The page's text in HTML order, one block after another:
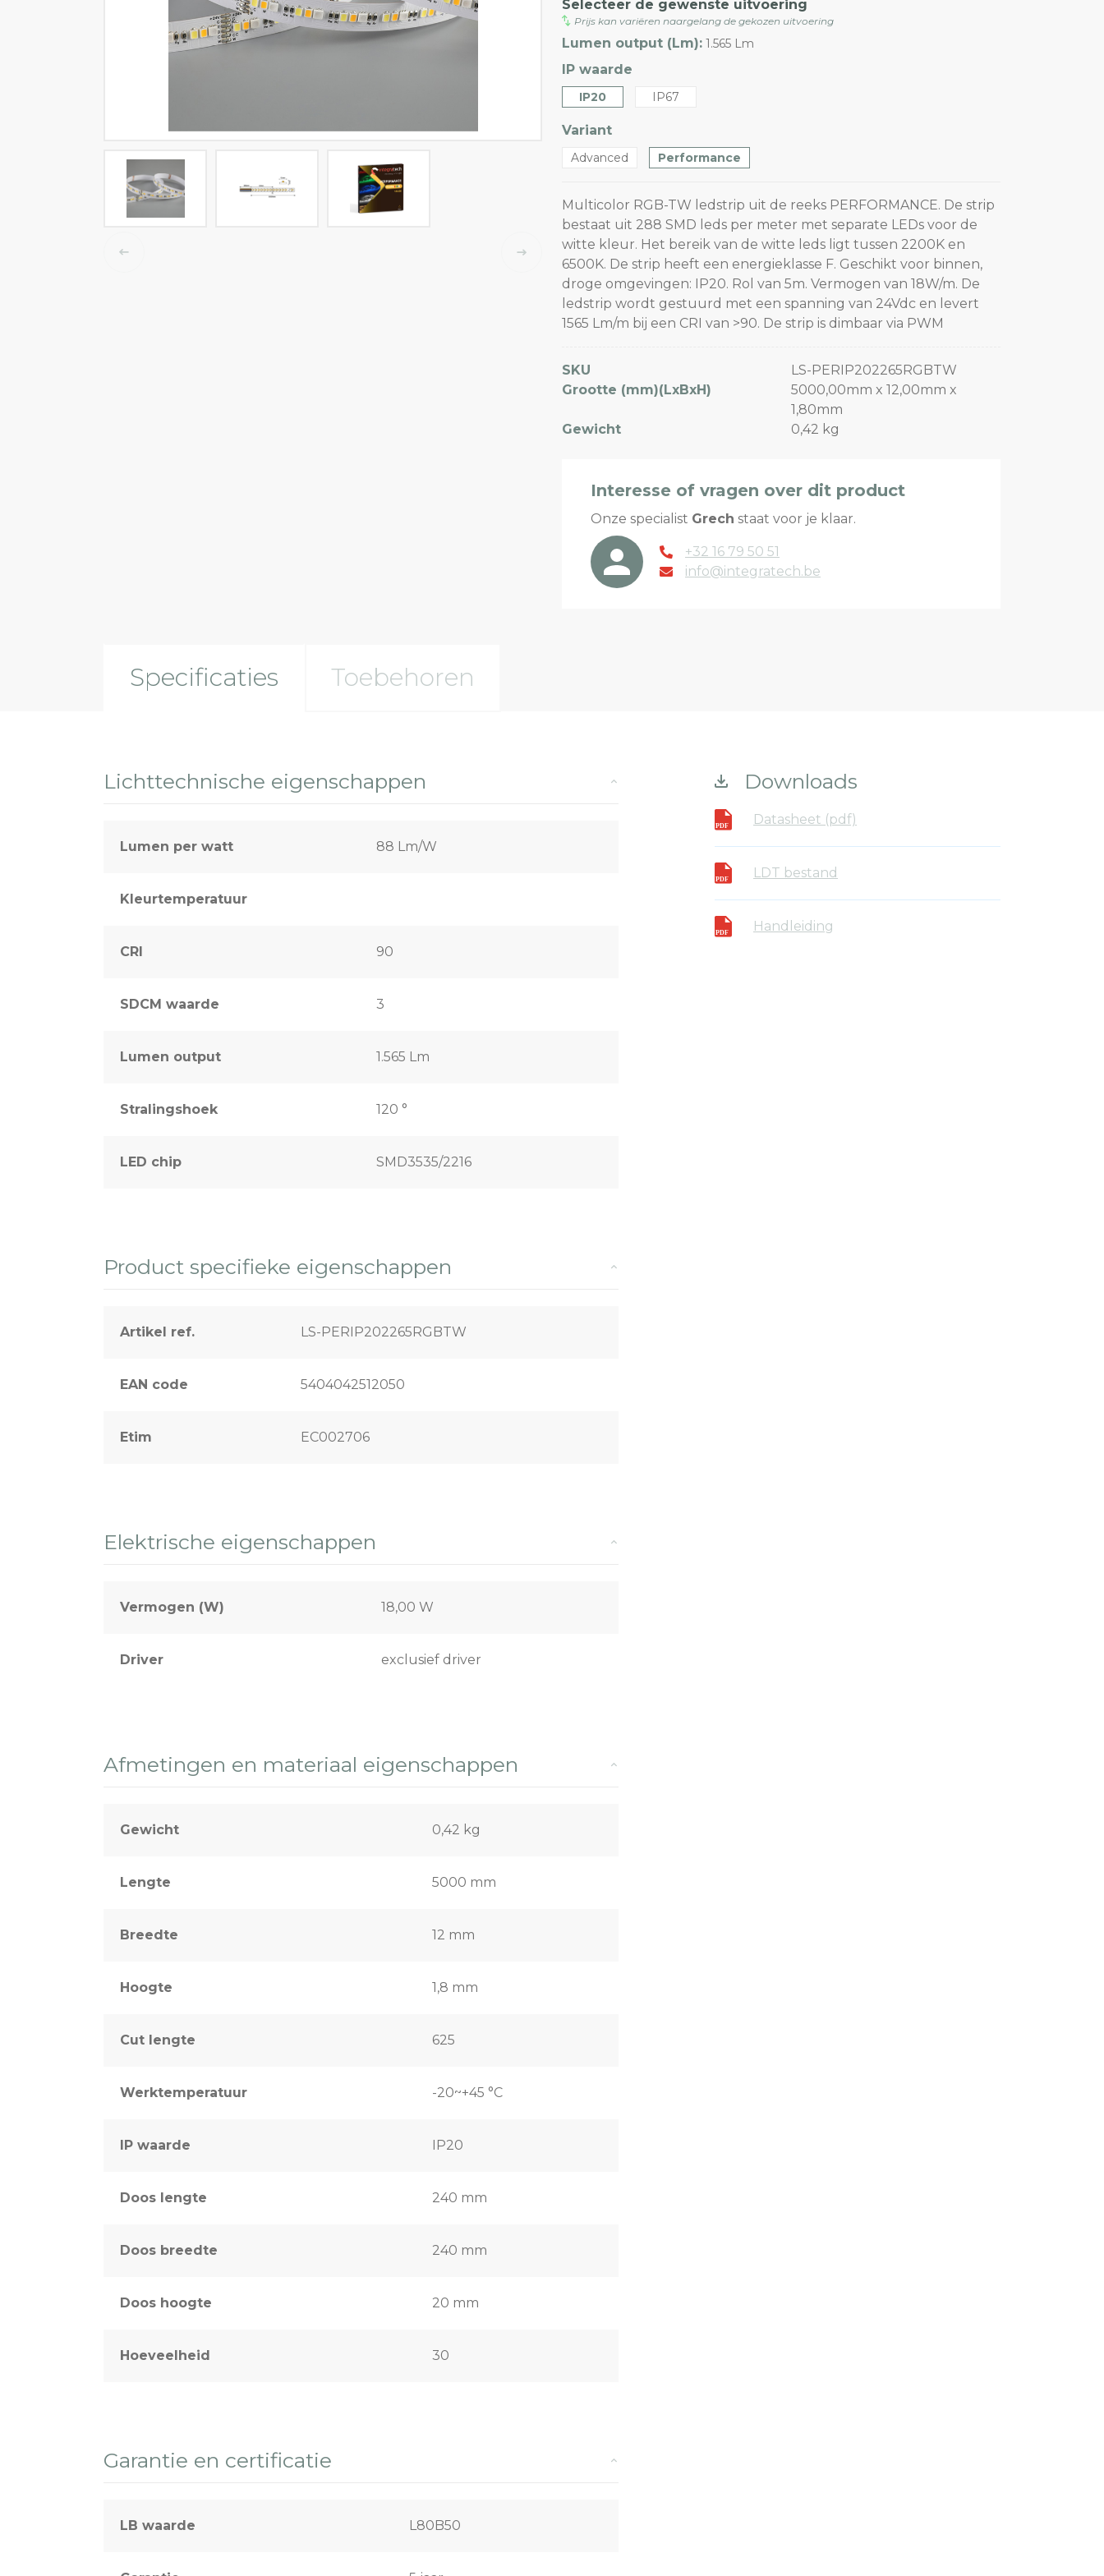
LED tracklights
Selecteer de gewenste uitvoering
Prijs kan variëren naargelang de gekozen uitvoering
Lumen output (Lm): 1.565 Lm
IP waarde
IP20 IP67
Variant
Advanced Performance
Multicolor RGB-TW ledstrip uit de reeks PERFORMANCE. De strip
bestaat uit 288 SMD leds per meter met separate LEDs voor de
witte kleur. Het bereik van de witte leds ligt tussen 2200K en
6500K. De strip heeft een energieklasse F. Geschikt voor binnen,
droge omgevingen: IP20. Rol van 5m. Vermogen van 18W/m. De
ledstrip wordt gestuurd met een spanning van 24Vdc en levert
1565 Lm/m bij een CRI van >90. De strip is dimbaar via PWM
SKU
LS-PERIP202265RGBTW
Grootte (mm)(LxBxH)
5000,00mm x 12,00mm x
1,80mm
Gewicht
0,42 kg
Interesse of vragen over dit product
Onze specialist Grech staat voor je klaar.
+32 16 79 50 51
info@integratech.be
Specificaties Toebehoren
Lichttechnische eigenschappen
Lumen per watt 88 Lm/W
Kleurtemperatuur
CRI 90
SDCM waarde 3
Lumen output 1.565 Lm
Stralingshoek 120 °
LED chip SMD3535/2216
Product specifieke eigenschappen
Artikel ref. LS-PERIP202265RGBTW
EAN code 5404042512050
Etim EC002706
Elektrische eigenschappen
Vermogen (W) 18,00 W
Driver exclusief driver
Afmetingen en materiaal eigenschappen
Gewicht 0,42 kg
Lengte 5000 mm
Breedte 12 mm
Hoogte 1,8 mm
Cut lengte 625
Werktemperatuur -20~+45 °C
IP waarde IP20
Doos lengte 240 mm
Doos breedte 240 mm
Doos hoogte 20 mm
Hoeveelheid 30
Garantie en certificatie
LB waarde L80B50
Downloads
Datasheet (pdf)
LDT bestand
Handleiding